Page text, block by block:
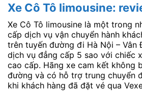
Xe Cô Tô limousine:
Xe Cô Tô limousine là một trong
cấp dịch vụ vận chuyển hành
trên tuyến đường đi Hà Nội – Vân
dịch vụ đẳng cấp 5 sao với chiếc
cao cấp. Hãng xe cam kết không
đường và có hỗ trợ trung chuyển
khi khách hàng đã đặt vé qua